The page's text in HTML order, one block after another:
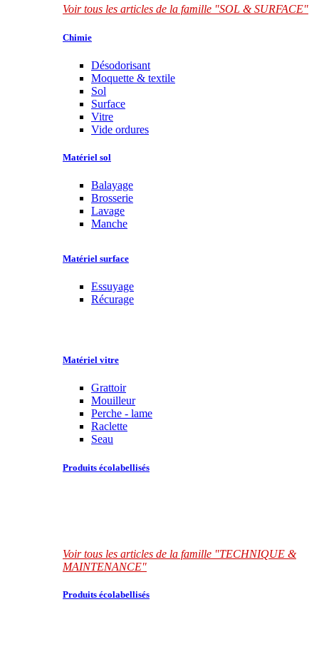
Voir tous les articles de la famille "SOL & SURFACE"
Chimie
Désodorisant
Moquette & textile
Sol
Surface
Vitre
Vide ordures
Matériel sol
Balayage
Brosserie
Lavage
Manche
Matériel surface
Essuyage
Récurage
Matériel vitre
Grattoir
Mouilleur
Perche - lame
Raclette
Seau
Produits écolabellisés
Voir tous les articles de la famille "TECHNIQUE &
MAINTENANCE"
Produits écolabellisés